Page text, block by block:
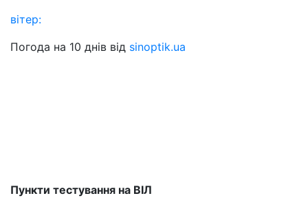
вітер:
Погода на 10 днів від sinoptik.ua
Пункти тестування на ВІЛ